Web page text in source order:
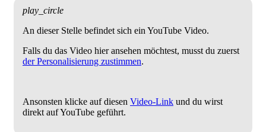
play_circle
An dieser Stelle befindet sich ein YouTube Video.
Falls du das Video hier ansehen möchtest, musst du zuerst
der Personalisierung zustimmen.
Ansonsten klicke auf diesen Video-Link und du wirst
direkt auf YouTube geführt.